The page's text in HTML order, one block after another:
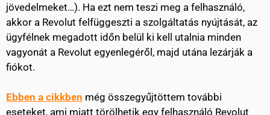
jövedelmeket…). Ha ezt nem teszi meg a felhasználó,
akkor a Revolut felfüggeszti a szolgáltatás nyújtását, az
ügyfélnek megadott időn belül ki kell utalnia minden
vagyonát a Revolut egyenlegéről, majd utána lezárják a
fiókot.
Ebben a cikkben még összegyűjtöttem további
eseteket, ami miatt törölhetik egy felhasználó Revolut